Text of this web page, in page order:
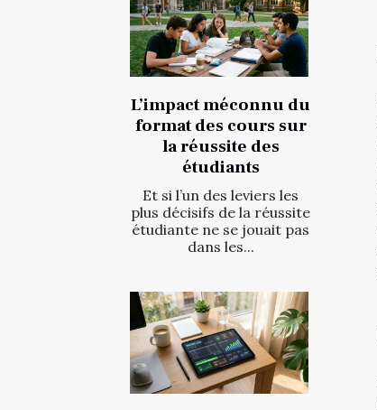
L’impact méconnu du
format des cours sur
la réussite des
étudiants
Et si l’un des leviers les
plus décisifs de la réussite
étudiante ne se jouait pas
dans les...